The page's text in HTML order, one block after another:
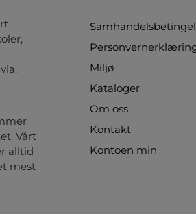
Når vi har
vi frakt og
til godkjenning.
når du har
vi
Vårt
alltid
mest
Miljø
Kataloger
Om oss
Kontakt
Kontoen min